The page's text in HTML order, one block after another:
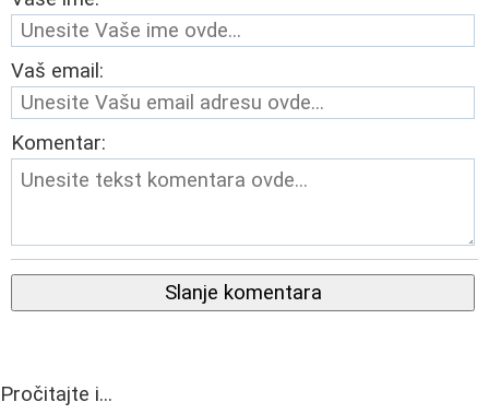
Vaš email:
Komentar:
Slanje komentara
Pročitajte i...